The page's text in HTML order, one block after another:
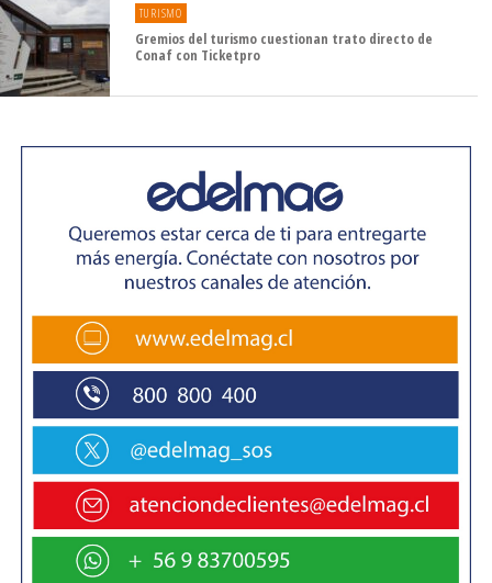
TURISMO
Gremios del turismo cuestionan trato directo de
Conaf con Ticketpro